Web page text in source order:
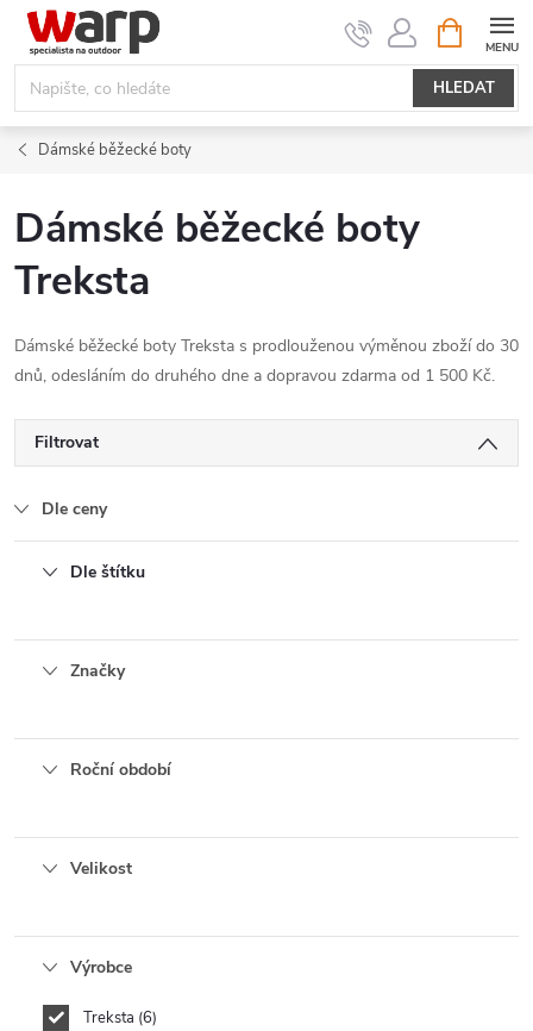
Přejít
obsah
HLEDAT
NÁKUPNÍ
KOŠÍK
Dámské běžecké boty
Dámské běžecké boty
Treksta
Dámské běžecké boty Treksta s prodlouženou výměnou zboží do 30
dnů, odesláním do druhého dne a dopravou zdarma od 1 500 Kč.
Filtrovat
Dle ceny
Dle štítku
Značky
Roční období
Velikost
Výrobce
Treksta 6